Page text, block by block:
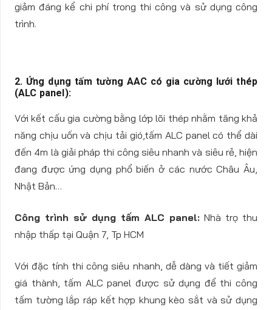
giảm đáng kể chi phí trong thi công và sử dụng công
trình.
2. Ứng dụng tấm tường AAC có gia cường lưới thép
(ALC panel):
Với kết cấu gia cường bằng lớp lõi thép nhằm tăng khả
năng chịu uốn và chịu tải gió,tấm ALC panel có thể dài
đến 4m là giải pháp thi công siêu nhanh và siêu rẻ, hiện
đang được ứng dụng phổ biến ở các nước Châu Âu,
Nhật Bản…
Công trình sử dụng tấm ALC panel: Nhà trọ thu
nhập thấp tại Quận 7, Tp HCM
Với đặc tính thi công siêu nhanh, dễ dàng và tiết giảm
giá thành, tấm ALC panel được sử dụng để thi công
tấm tường lắp ráp kết hợp khung kèo sắt và sử dụng